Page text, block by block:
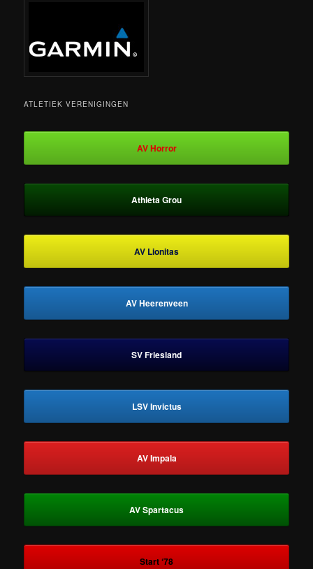
ATLETIEK VERENIGINGEN
AV Horror
Athleta Grou
AV Lionitas
AV Heerenveen
SV Friesland
LSV Invictus
AV Impala
AV Spartacus
Start ‘78